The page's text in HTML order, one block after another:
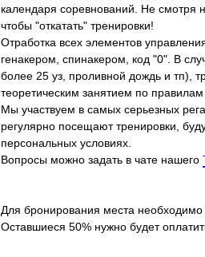
календаря соревнований. Не смотря
чтобы "откатать" тренировки!
Отработка всех элементов
генакером, спинакером, код "0". В
более 25 уз, проливной дождь и тп),
теоретическим занятием по
Мы участвуем в самых серьезных
регулярно посещают тренировки,
персональных условиях.
Вопросы можно задать в чате нашего
Для бронирования места
Оставшиеся 50% нужно будет